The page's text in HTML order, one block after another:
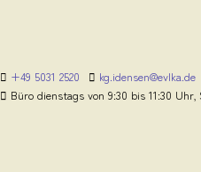
+49 5031 2520
kg.idensen@evlka.de
Büro dienstags von 9:30 bis 11:30